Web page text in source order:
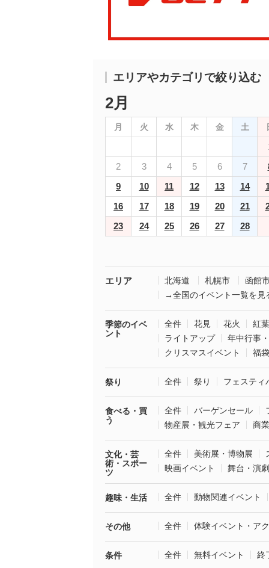
エリアやカテゴリで絞り込む
2月
月 火 水 木 金 土
2
3 4 5 6 7
9
10 11 12 13 14
16
17 18 19 20 21
23
24 25 26 27 28
エリア 北海道 札幌市
函館
→全国のイベント一覧を見
季節のイベ
ント
全件 花見 花火
紅葉
ライトアップ
年中行事
クリスマスイベント
福
祭り 全件 祭り フェスティ
食べる・買
う
全件 バーゲンセール
物産展・観光フェア
商
文化・芸
術・スポー
ツ
全件 美術展・博物展
映画イベント
舞台・演劇
趣味・生活 全件 動物関連イベント
その他 全件 体験イベント・ア
条件 全件 無料イベント 終